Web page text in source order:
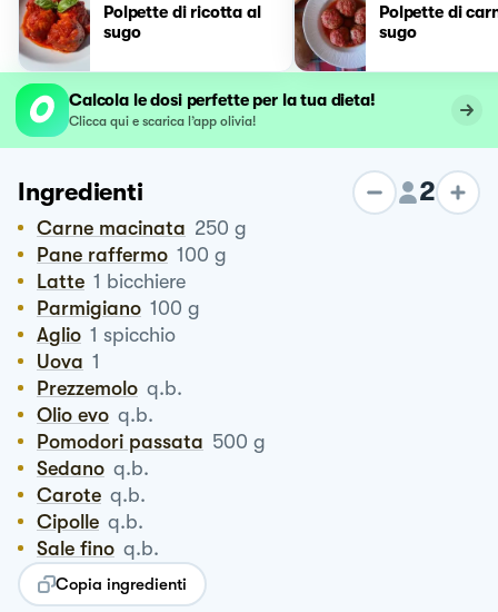
Polpette di ricotta al
sugo
Polpette di
sugo
Calcola le dosi perfette per la tua dieta!
Clicca qui e scarica l’app olivia!
Ingredienti 2
Carne macinata 250 g
Pane raffermo 100 g
Latte 1 bicchiere
Parmigiano 100 g
Aglio 1 spicchio
Uova 1
Prezzemolo q.b.
Olio evo q.b.
Pomodori passata 500 g
Sedano q.b.
Carote q.b.
Cipolle q.b.
Sale fino q.b.
Copia ingredienti